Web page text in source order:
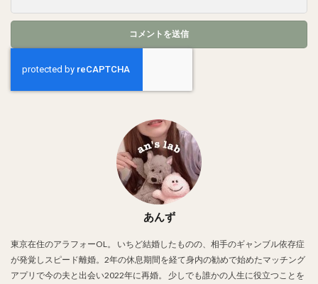
あんず
東京在住のアラフォーOL。 いちど結婚したものの、相手のギャンブル依存症
が発覚しスピード離婚。2年の休息期間を経て身内の勧めで始めたマッチング
アプリで今の夫と出会い2022年に再婚。 少しでも誰かの人生に役立つことを